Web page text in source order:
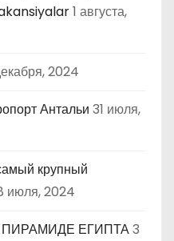
1 августа,
2024
Антальи 31 июля,
крупный
июля, 2024
ЕГИПТА3